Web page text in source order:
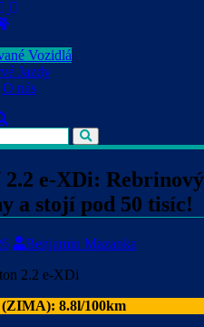
Skip
to
Vozidlá
Jazdy
O nás
e-XDi: Rebrinový
a stojí pod 50 tisíc!
Benjamin Mazanka
8.8l/100km